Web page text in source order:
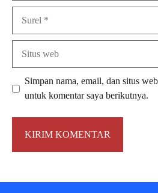
Simpan nama, email, dan situs
untuk komentar saya berikutnya.